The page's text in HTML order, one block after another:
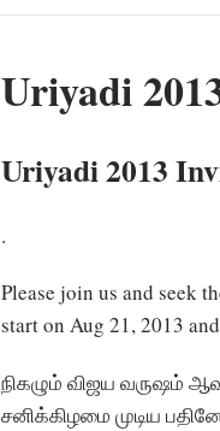
Uriyadi
Uriyadi 2013
.
Please join us and seek
start on Aug 21, 2013
நிகழும் விஜய வருஷம்
சனிக்கிழமை முடிய